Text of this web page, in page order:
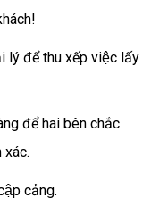
lý để thu xếp việc lấy
để hai bên chắc
xác.
cảng.